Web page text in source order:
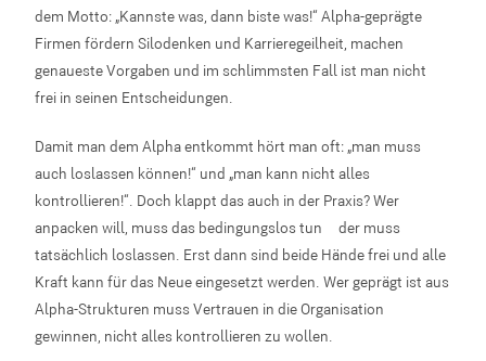
dem Motto: „Kannste was, dann biste was!“ Alpha-geprägte
Firmen fördern Silodenken und Karrieregeilheit, machen
genaueste Vorgaben und im schlimmsten Fall ist man nicht
frei in seinen Entscheidungen.
Damit man dem Alpha entkommt hört man oft: „man muss
auch loslassen können!“ und „man kann nicht alles
kontrollieren!“. Doch klappt das auch in der Praxis? Wer
anpacken will, muss das bedingungslos tun – der muss
tatsächlich loslassen. Erst dann sind beide Hände frei und alle
Kraft kann für das Neue eingesetzt werden. Wer geprägt ist aus
Alpha-Strukturen muss Vertrauen in die Organisation
gewinnen, nicht alles kontrollieren zu wollen.